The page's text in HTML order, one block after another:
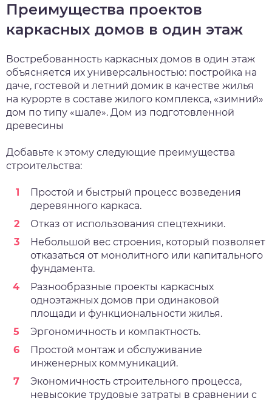
Преимущества проектов
каркасных домов в один этаж
Востребованность каркасных домов в один этаж
объясняется их универсальностью: постройка на
даче, гостевой и летний домик в качестве жилья
на курорте в составе жилого комплекса, «зимний»
дом по типу «шале». Дом из подготовленной
древесины
Добавьте к этому следующие преимущества
строительства:
Простой и быстрый процесс возведения
деревянного каркаса.
Отказ от использования спецтехники.
Небольшой вес строения, который позволяет
отказаться от монолитного или капитального
фундамента.
Разнообразные проекты каркасных
одноэтажных домов при одинаковой
площади и функциональности жилья.
Эргономичность и компактность.
Простой монтаж и обслуживание
инженерных коммуникаций.
Экономичность строительного процесса,
невысокие трудовые затраты в сравнении с